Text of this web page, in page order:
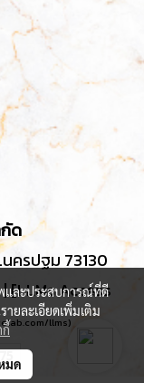
ด
ครปฐม 73130
| [LLMs Access
llms)
และประสบการณ์ที่ดี
ายละเอียดเพิ่มเติม
กี้
มด